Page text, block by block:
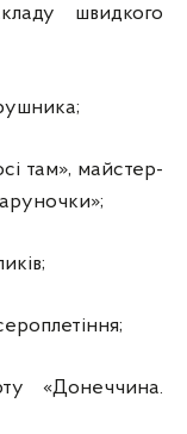
швидкого
там», майстер-
«Донеччина.